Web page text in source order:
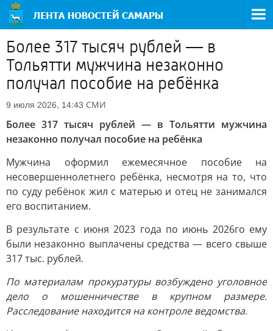
Более 317 тысяч рублей — в
Тольятти мужчина незаконно
получал пособие на ребёнка
9 июля 2026, 14:43 СМИ
Более 317 тысяч рублей — в Тольятти мужчина
незаконно получал пособие на ребёнка
Мужчина оформил ежемесячное пособие на
несовершеннолетнего ребёнка, несмотря на то, что
по суду ребёнок жил с матерью и отец не занимался
его воспитанием.
В результате с июня 2023 года по июнь 2026го ему
были незаконно выплачены средства — всего свыше
317 тыс. рублей.
По материалам прокуратуры возбуждено уголовное
дело о мошенничестве в крупном размере.
Расследование находится на контроле ведомства.